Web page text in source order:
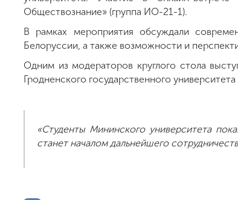
Обществознание» (группа ИО-21-1).
В рамках мероприятия обсуждали
Белоруссии, а также возможности и
Одним из модераторов круглого стола
Гродненского государственного
«Студенты Мининского университета
станет началом дальнейшего